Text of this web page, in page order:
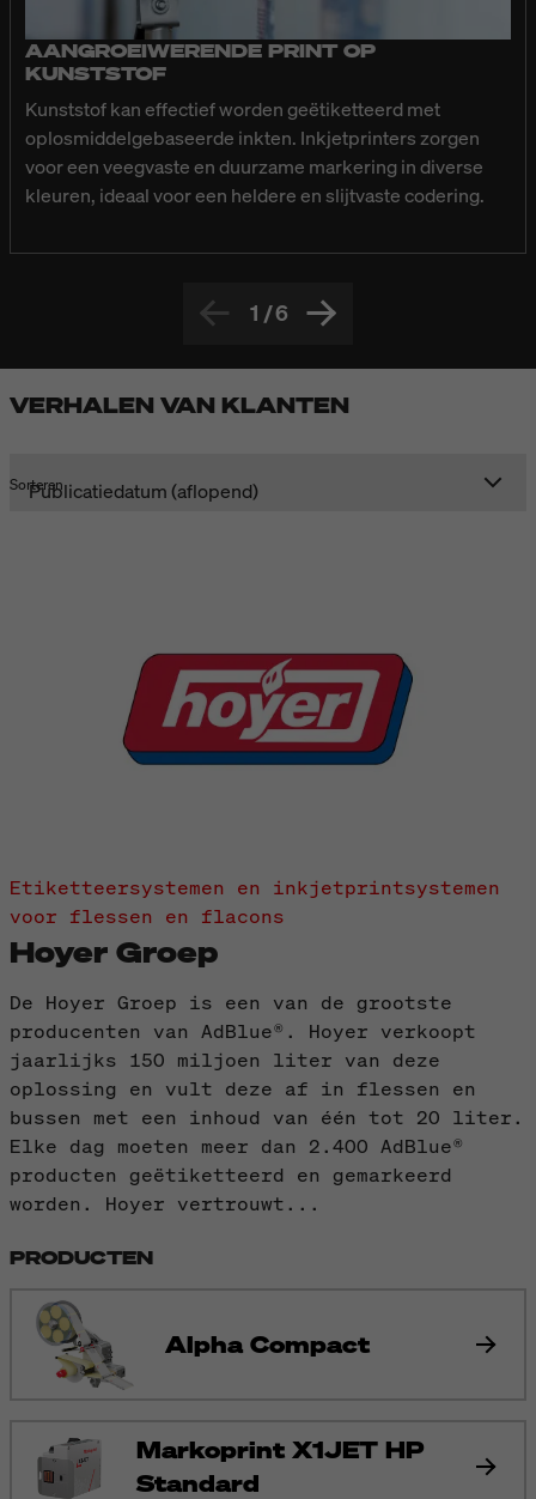
AANGROEIWERENDE PRINT OP
KUNSTSTOF
Kunststof kan effectief worden geëtiketteerd met
oplosmiddelgebaseerde inkten. Inkjetprinters zorgen
voor een veegvaste en duurzame markering in diverse
kleuren, ideaal voor een heldere en slijtvaste codering.
1 /6
VERHALEN VAN KLANTEN
Sorteren
Etiketteersystemen en inkjetprintsystemen
voor flessen en flacons
Hoyer Groep
De Hoyer Groep is een van de grootste
producenten van AdBlue®. Hoyer verkoopt
jaarlijks 150 miljoen liter van deze
oplossing en vult deze af in flessen en
bussen met een inhoud van één tot 20 liter.
Elke dag moeten meer dan 2.400 AdBlue®
producten geëtiketteerd en gemarkeerd
worden. Hoyer vertrouwt...
PRODUCTEN
Alpha Compact
Markoprint X1JET HP
Standard